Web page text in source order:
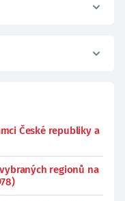
České republiky a
regionů na